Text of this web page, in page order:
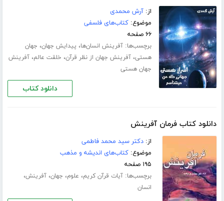
از:آرش محمدی
موضوع:کتاب‌های فلسفی
۶۶ صفحه
برچسب‌ها:آفرینش انسان‌ها، پیدایش جهان، جهان
هستی،آفرینش جهان از نظر قرآن، خلقت عالم،آفرینش
جهان هستی
دانلود کتاب
دانلود کتاب فرمان آفرینش
از:دکتر سید محمد فاطمی
موضوع:کتاب‌های اندیشه و مذهب
۱۹۵ صفحه
برچسب‌ها:آیات قرآن کریم، علوم، جهان،آفرینش،
انسان